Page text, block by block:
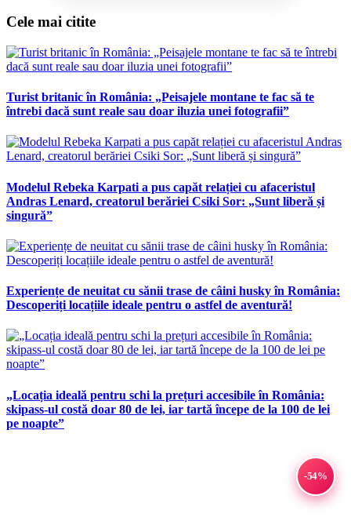
Cele mai citite
Turist britanic în România: „Peisajele montane te fac să te
întrebi dacă sunt reale sau doar iluzia unei fotografii”
Modelul Rebeka Karpati a pus capăt relației cu afaceristul
Andras Lenard, creatorul berăriei Csiki Sor: „Sunt liberă și
singură”
Experiențe de neuitat cu sănii trase de câini husky în România:
Descoperiți locațiile ideale pentru o astfel de aventură!
„Locația ideală pentru schi la prețuri accesibile în România:
skipass-ul costă doar 80 de lei, iar tartă începe de la 100 de lei
pe noapte”
-54%